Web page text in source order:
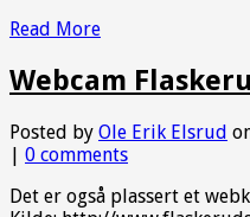
Read More
Webcam
Posted by Ole Erik Elsrud
| 0 comments
Det er også plassert et